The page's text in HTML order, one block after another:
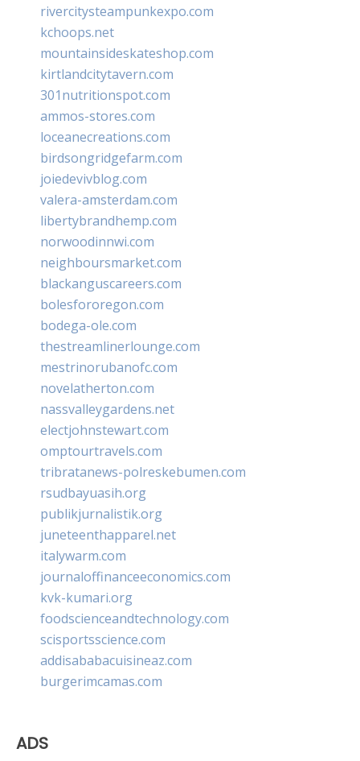
rivercitysteampunkexpo.com
kchoops.net
mountainsideskateshop.com
kirtlandcitytavern.com
301nutritionspot.com
ammos-stores.com
loceanecreations.com
birdsongridgefarm.com
joiedevivblog.com
valera-amsterdam.com
libertybrandhemp.com
norwoodinnwi.com
neighboursmarket.com
blackanguscareers.com
bolesfororegon.com
bodega-ole.com
thestreamlinerlounge.com
mestrinorubanofc.com
novelatherton.com
nassvalleygardens.net
electjohnstewart.com
omptourtravels.com
tribratanews-polreskebumen.com
rsudbayuasih.org
publikjurnalistik.org
juneteenthapparel.net
italywarm.com
journaloffinanceeconomics.com
kvk-kumari.org
foodscienceandtechnology.com
scisportsscience.com
addisababacuisineaz.com
burgerimcamas.com
ADS